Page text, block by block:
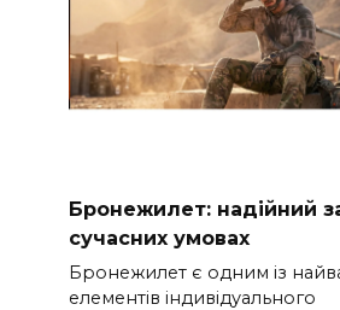
Бронежилет: надійний
сучасних умовах
Бронежилет є одним із
елементів індивідуального